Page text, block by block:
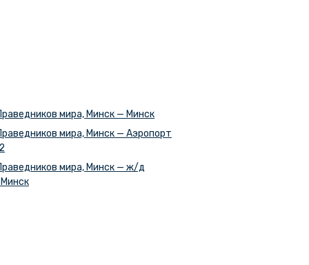
мира, Минск — Минск
мира, Минск — Аэропорт
мира, Минск — ж/д